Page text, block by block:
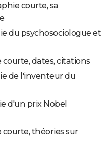
courte, sa
du psychosociologue et
courte, dates, citations
de l'inventeur du
d'un prix Nobel
théories sur